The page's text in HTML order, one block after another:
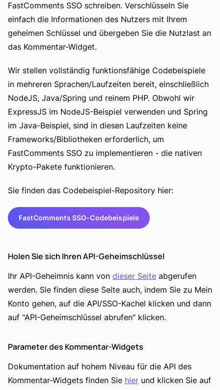
FastComments SSO schreiben. Verschlüsseln Sie
einfach die Informationen des Nutzers mit Ihrem
geheimen Schlüssel und übergeben Sie die Nutzlast an
das Kommentar-Widget.
Wir stellen vollständig funktionsfähige Codebeispiele
in mehreren Sprachen/Laufzeiten bereit, einschließlich
NodeJS, Java/Spring und reinem PHP. Obwohl wir
ExpressJS im NodeJS-Beispiel verwenden und Spring
im Java-Beispiel, sind in diesen Laufzeiten keine
Frameworks/Bibliotheken erforderlich, um
FastComments SSO zu implementieren - die nativen
Krypto-Pakete funktionieren.
Sie finden das Codebeispiel-Repository hier:
FastComments SSO-Codebeispiele
Holen Sie sich Ihren API-Geheimschlüssel
Ihr API-Geheimnis kann von dieser Seite abgerufen
werden. Sie finden diese Seite auch, indem Sie zu Mein
Konto gehen, auf die API/SSO-Kachel klicken und dann
auf "API-Geheimschlüssel abrufen" klicken.
Parameter des Kommentar-Widgets
Dokumentation auf hohem Niveau für die API des
Kommentar-Widgets finden Sie hier und klicken Sie auf